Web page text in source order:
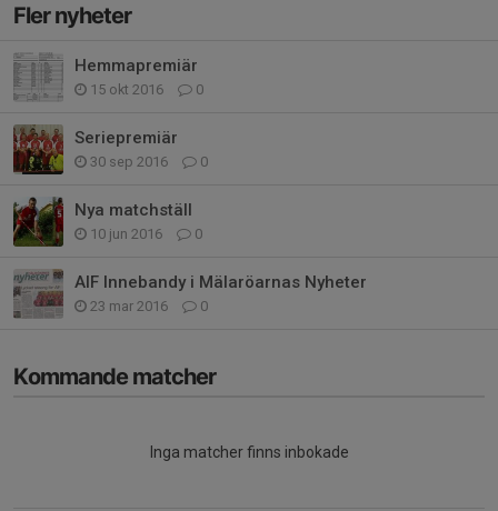
Fler nyheter
Hemmapremiär
15 okt 2016 0
Seriepremiär
30 sep 2016 0
Nya matchställ
10 jun 2016 0
AIF Innebandy i Mälaröarnas Nyheter
23 mar 2016 0
Kommande matcher
Inga matcher finns inbokade